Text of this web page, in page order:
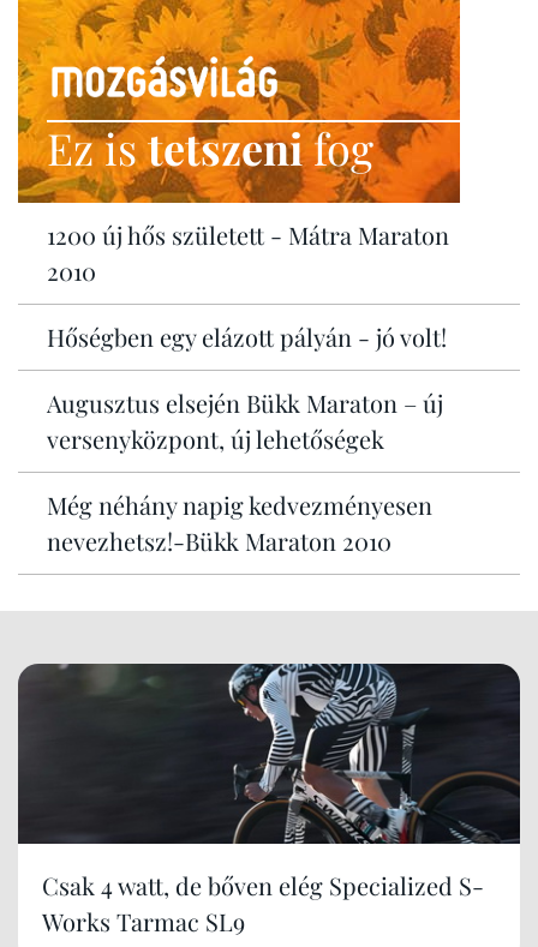
Ez istetszenifog
1200 új hős született - Mátra Maraton
2010
Hőségben egy elázott pályán - jó volt!
Augusztus elsején Bükk Maraton – új
versenyközpont, új lehetőségek
Még néhány napig kedvezményesen
nevezhetsz!-Bükk Maraton 2010
Csak 4 watt, de bőven elég Specialized S-
Works Tarmac SL9